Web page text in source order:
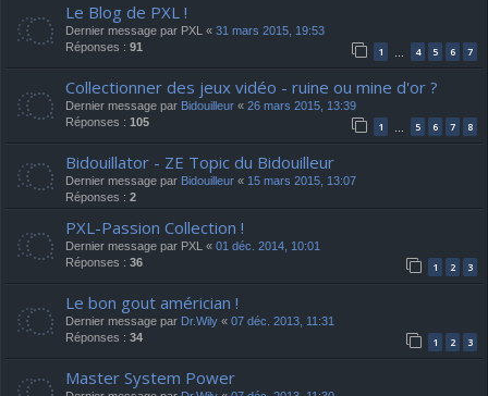
Le Blog de PXL !
Dernier message par PXL « 31 mars 2015, 19:53
Réponses : 91 1 … 4 5 6 7
Collectionner des jeux vidéo - ruine ou mine d'or ?
Dernier message par Bidouilleur « 26 mars 2015, 13:39
Réponses : 105 1 … 5 6 7 8
Bidouillator - ZE Topic du Bidouilleur
Dernier message par Bidouilleur « 15 mars 2015, 13:07
Réponses : 2
PXL-Passion Collection !
Dernier message par PXL « 01 déc. 2014, 10:01
Réponses : 36 1 2 3
Le bon gout américian !
Dernier message par Dr.Wily « 07 déc. 2013, 11:31
Réponses : 34 1 2 3
Master System Power